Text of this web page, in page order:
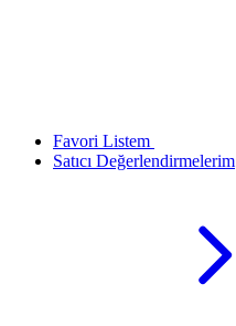
Favori Listem
Satıcı Değerlendirmelerim